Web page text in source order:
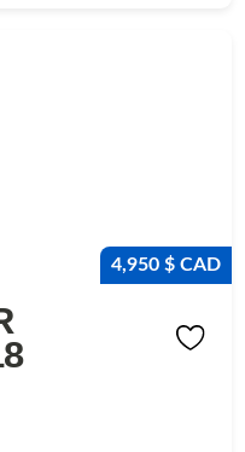
4,950 $ CAD